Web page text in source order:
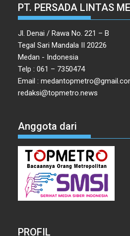
PT. PERSADA LINTAS
Jl. Denai / Rawa No. 221 – B
Tegal Sari Mandala II 20226
Medan - Indonesia
Telp : 061 – 7350474
Email :
redaksi@topmetro.news
Anggota dari
PROFIL